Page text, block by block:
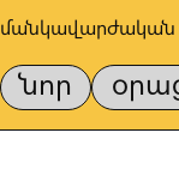
մանկավարժական
նոր